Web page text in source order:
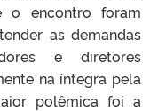
o encontro foram
as demandas
e diretores
na íntegra pela
polêmica foi a